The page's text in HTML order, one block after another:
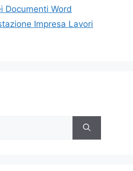
Documenti Word
Impresa Lavori